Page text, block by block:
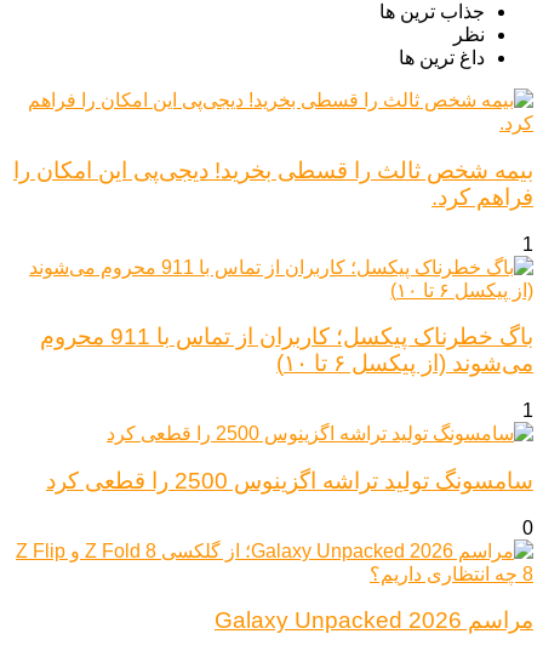
جذاب ترین ها
نظر
داغ ترین ها
بیمه شخص ثالث را قسطی بخرید! دیجی‌پی این امکان را
فراهم کرد.
1
باگ خطرناک پیکسل؛ کاربران از تماس با 911 محروم
می‌شوند (از پیکسل ۶ تا ۱۰)
1
سامسونگ تولید تراشه اگزینوس 2500 را قطعی کرد
0
مراسم Galaxy Unpacked 2026